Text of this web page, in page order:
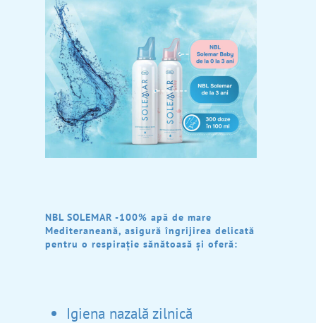
NBL SOLEMAR -100% apă de mare
Mediteraneană, asigură îngrijirea delicată
pentru o respirație sănătoasă și oferă:
Igiena nazală zilnică